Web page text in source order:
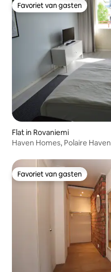
Favoriet van gasten
Favoriet van gasten
Flat in Rovaniemi
Haven Homes, Polaire Haven
Favoriet van gasten
Favoriet van gasten